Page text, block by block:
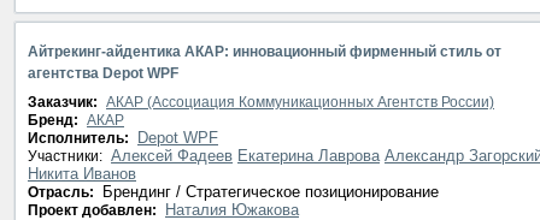
Айтрекинг-айдентика АКАР: инновационный фирменный стиль от
агентства Depot WPF
Заказчик: АКАР (Ассоциация Коммуникационных Агентств России)
Бренд: АКАР
Исполнитель:
Depot WPF
Участники: Алексей Фадеев Екатерина Лаврова Александр
Никита Иванов
Отрасль: Брендинг / Стратегическое позиционирование
Проект добавлен: Наталия Южакова